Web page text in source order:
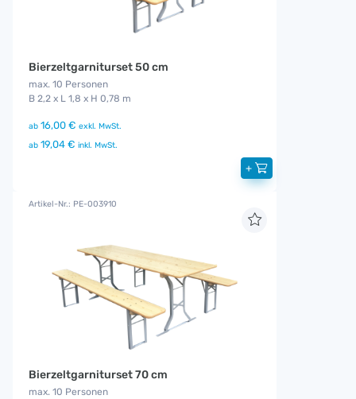
Bierzeltgarniturset 50 cm
max. 10 Personen
B 2,2 x L 1,8 x H 0,78 m
ab 16,00 € exkl. MwSt.
ab 19,04 € inkl. MwSt.
+
Artikel-Nr.: PE-003910
Bierzeltgarniturset 70 cm
max. 10 Personen